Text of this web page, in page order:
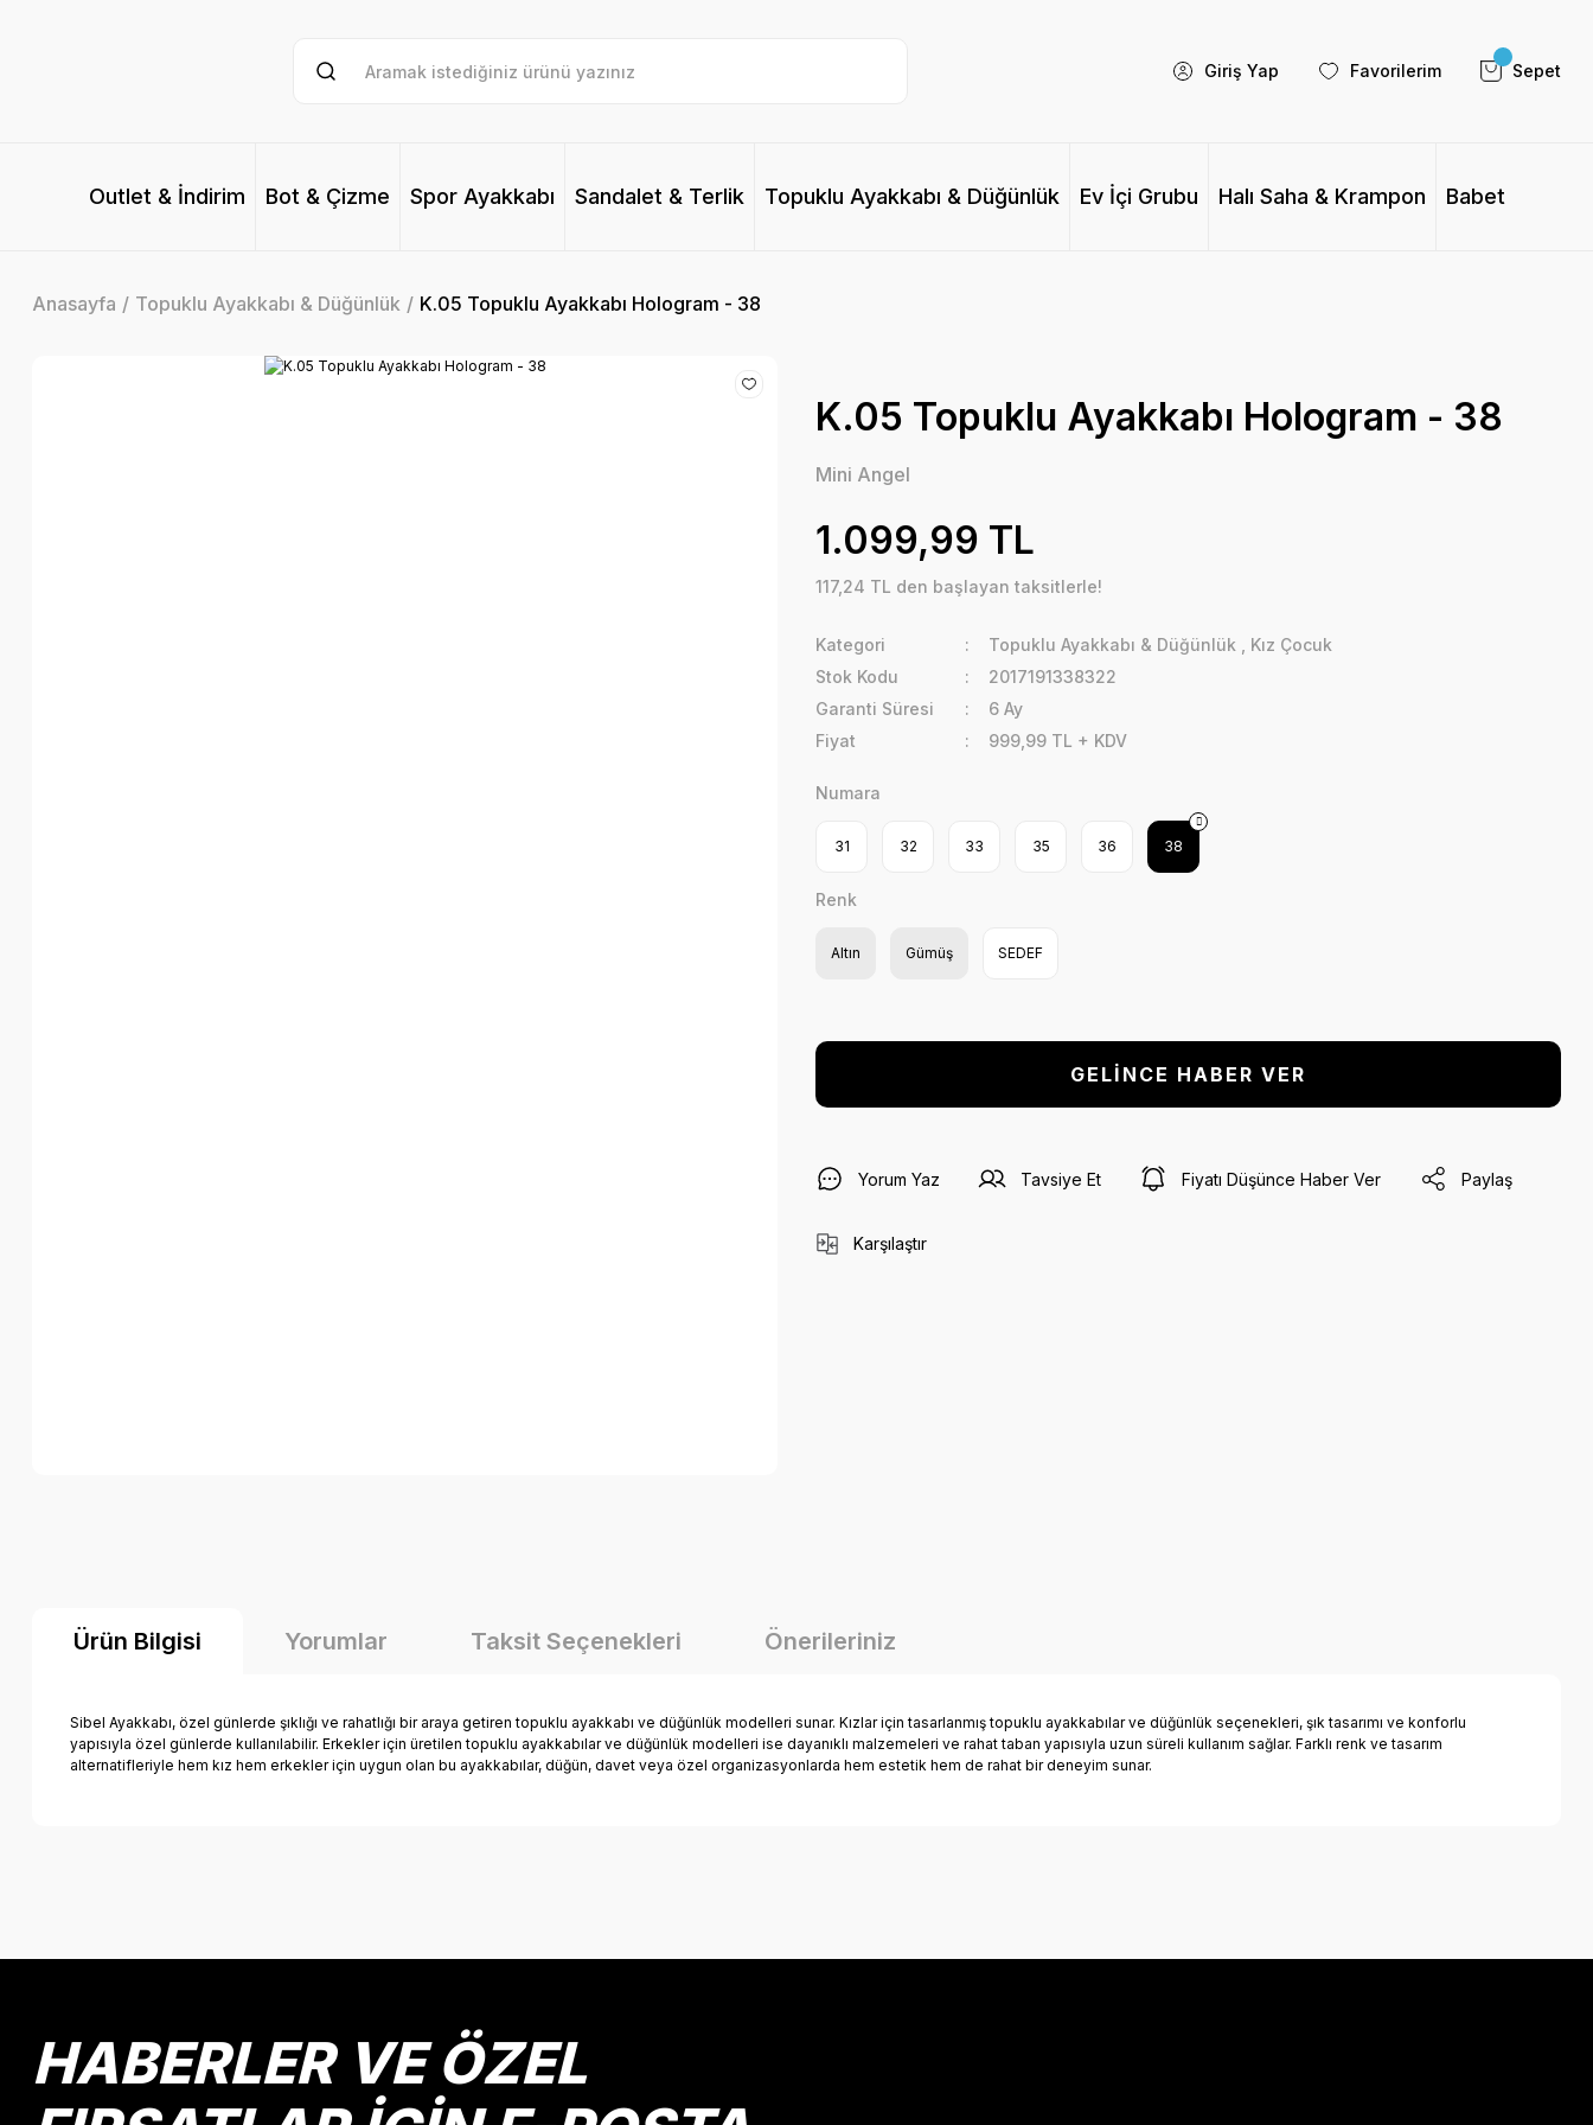
Giriş Yap Favorilerim Sepet
Outlet & İndirim Bot & Çizme Spor Ayakkabı Sandalet & Terlik Topuklu Ayakkabı & Düğünlük Ev İçi Grubu Halı Saha & Krampon Babet
Anasayfa Topuklu Ayakkabı & Düğünlük K.05 Topuklu Ayakkabı Hologram - 38
K.05 Topuklu Ayakkabı Hologram - 38
Mini Angel
1.099,99 TL
117,24 TL den başlayan taksitlerle!
Kategori Topuklu Ayakkabı & Düğünlük
Kız Çocuk
Stok Kodu
2017191338322
Garanti Süresi
6 Ay
Fiyat
999,99 TL + KDV
Numara
31 32 33 35 36 38
Renk
Altın Gümüş SEDEF
GELİNCE HABER VER
Yorum Yaz Tavsiye Et Fiyatı Düşünce Haber Ver Paylaş
Karşılaştır
Ürün Bilgisi Yorumlar Taksit Seçenekleri Önerileriniz
Sibel Ayakkabı, özel günlerde şıklığı ve rahatlığı bir araya getiren topuklu ayakkabı ve düğünlük modelleri sunar. Kızlar için tasarlanmış topuklu ayakkabılar ve düğünlük seçenekleri, şık tasarımı ve konforlu
yapısıyla özel günlerde kullanılabilir. Erkekler için üretilen topuklu ayakkabılar ve düğünlük modelleri ise dayanıklı malzemeleri ve rahat taban yapısıyla uzun süreli kullanım sağlar. Farklı renk ve tasarım
alternatifleriyle hem kız hem erkekler için uygun olan bu ayakkabılar, düğün, davet veya özel organizasyonlarda hem estetik hem de rahat bir deneyim sunar.
Ürün resmi kalitesiz, bozuk veya görüntülenemiyor.
Ürün fiyatı diğer sitelerden daha pahalı.
Bu ürüne benzer farklı alternatifler olmalı.
HABERLER VE ÖZEL